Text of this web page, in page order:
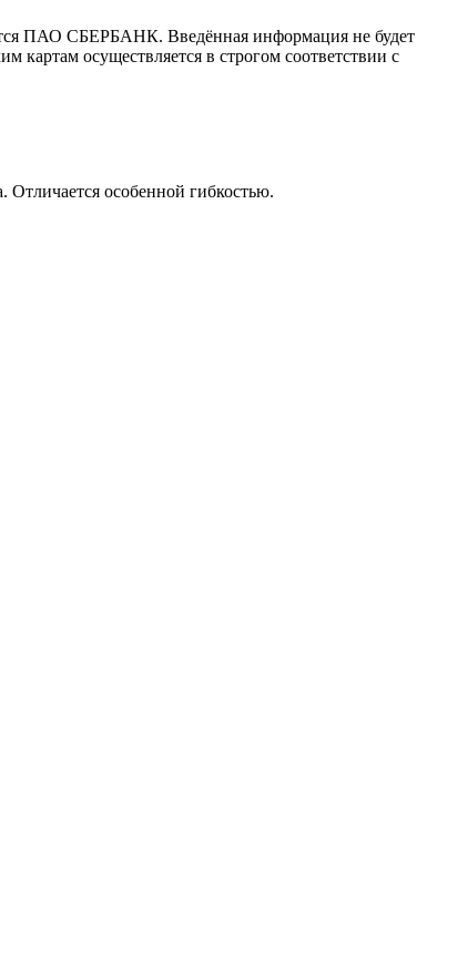
ПАО СБЕРБАНК. Введённая информация не будет
картам осуществляется в строгом соответствии с
особенной гибкостью.